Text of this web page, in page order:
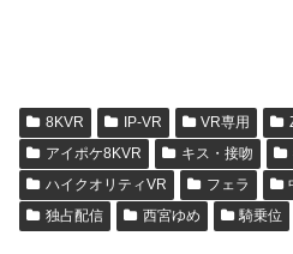
8KVR IP-VR VR専用
アイポケ8KVR
キス・接吻
ハイクオリティVR
フェラ
独占配信
西宮ゆめ 騎乗位